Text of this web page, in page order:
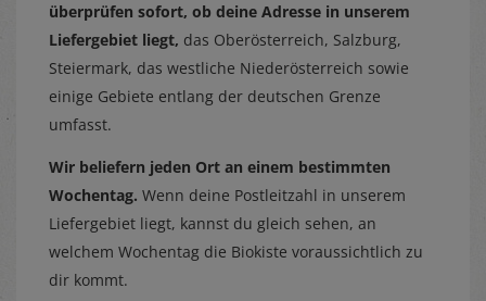
überprüfen sofort, ob deine Adresse in unserem
Liefergebiet liegt, das Oberösterreich, Salzburg,
Steiermark, das westliche Niederösterreich sowie
einige Gebiete entlang der deutschen Grenze
umfasst.
Wir beliefern jeden Ort an einem bestimmten
Wochentag. Wenn deine Postleitzahl in unserem
Liefergebiet liegt, kannst du gleich sehen, an
welchem Wochentag die Biokiste voraussichtlich zu
dir kommt.